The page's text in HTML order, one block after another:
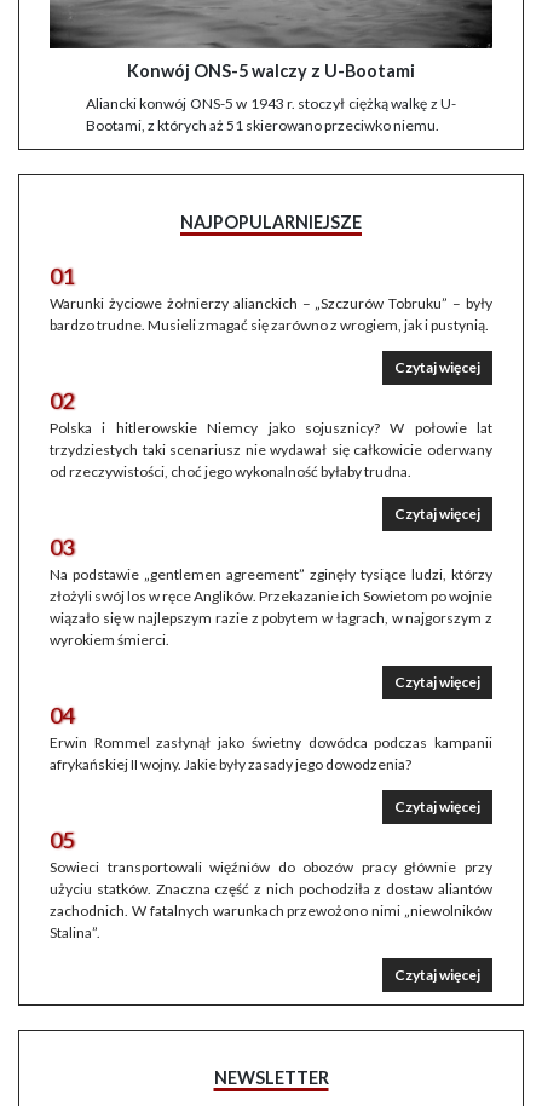
Konwój ONS-5 walczy z U-Bootami
Aliancki konwój ONS-5 w 1943 r. stoczył ciężką walkę z U-
Bootami, z których aż 51 skierowano przeciwko niemu.
NAJPOPULARNIEJSZE
01
Warunki życiowe żołnierzy alianckich – „Szczurów Tobruku” – były
bardzo trudne. Musieli zmagać się zarówno z wrogiem, jak i pustynią.
Czytaj więcej
02
Polska i hitlerowskie Niemcy jako sojusznicy? W połowie lat
trzydziestych taki scenariusz nie wydawał się całkowicie oderwany
od rzeczywistości, choć jego wykonalność byłaby trudna.
Czytaj więcej
03
Na podstawie „gentlemen agreement” zginęły tysiące ludzi, którzy
złożyli swój los w ręce Anglików. Przekazanie ich Sowietom po wojnie
wiązało się w najlepszym razie z pobytem w łagrach, w najgorszym z
wyrokiem śmierci.
Czytaj więcej
04
Erwin Rommel zasłynął jako świetny dowódca podczas kampanii
afrykańskiej II wojny. Jakie były zasady jego dowodzenia?
Czytaj więcej
05
Sowieci transportowali więźniów do obozów pracy głównie przy
użyciu statków. Znaczna część z nich pochodziła z dostaw aliantów
zachodnich. W fatalnych warunkach przewożono nimi „niewolników
Stalina”.
Czytaj więcej
NEWSLETTER